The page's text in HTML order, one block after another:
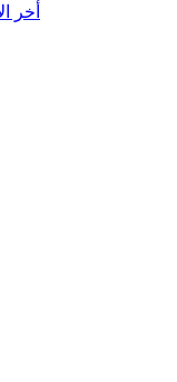
أخر